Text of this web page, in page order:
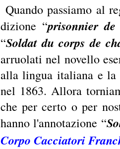
Quando passiamo al
dizione “prisonnier
“Soldat du corps de
arruolati nel novello
alla lingua italiana e
nel 1863. Allora
che per certo o per
hanno l'annotazione “
Corpo Cacciatori